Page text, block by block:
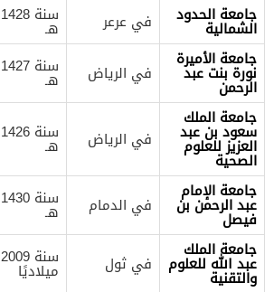
جامعة الحدود
الشمالية في عرعر سنة 1428
هـ
جامعة الأميرة
نورة بنت عبد
الرحمن
في الرياض سنة 1427
هـ
جامعة الملك
سعود بن عبد
العزيز للعلوم
الصحية
في الرياض سنة 1426
هـ
جامعة الإمام
عبد الرحمن بن
فيصل
في الدمام سنة 1430
هـ
جامعة الملك
عبد الله للعلوم
والتقنية
في ثول سنة 2009
ميلاديًا